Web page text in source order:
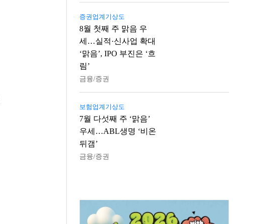
증권업계기상도
8월 첫째 주 맑음 우
세…실적·신사업 확대
‘맑음’, IPO 부진은 ‘흐
림’
금융/증권
보험업계기상도
7월 다섯째 주 ‘맑음’
우세…ABL생명 ‘비온
뒤갬’
금융/증권